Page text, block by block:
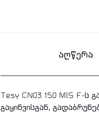
აღწერა
Tesy CN03 150 MIS F-ს
გაყინვისგან,